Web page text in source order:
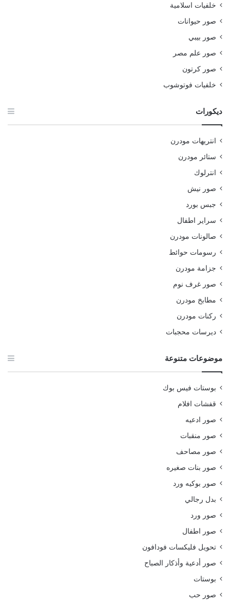
خلفيات اسلامية
صور حيوانات
صور بيبي
صور علم مصر
صور كرتون
خلفيات فوتوشوب
ديكورات
انتريهات مودرن
ستائر مودرن
انترلوك
صور نيش
جبس بورد
سراير اطفال
صالونات مودرن
رسومات حوائط
جزامة مودرن
صور غرف نوم
مطابخ مودرن
ركنات مودرن
ديرسات محجبات
موضوعات متنوعة
بوستات فيس بوك
قفشات افلام
صور ادعيه
صور منقبات
صور مصاحف
صور بنات صغيره
صور بوكيه ورد
بدل رجالي
صور ورد
صور اطفال
تحويل فليكسات فودافون
صور أدعية وأذكار الصباح
بوستات
صور حب